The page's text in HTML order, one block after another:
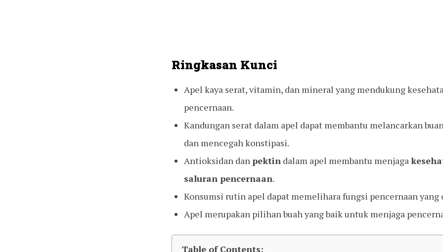
Ringkasan Kunci
Apel kaya serat, vitamin, dan mineral yang mendukung
pencernaan.
Kandungan serat dalam apel dapat membantu melancarkan
dan mencegah konstipasi.
Antioksidan dan pektin dalam apel membantu menjaga
saluran pencernaan.
Konsumsi rutin apel dapat memelihara fungsi pencernaan yang
Apel merupakan pilihan buah yang baik untuk menjaga
Table of Contents: